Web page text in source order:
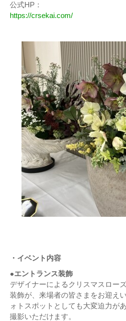
公式HP：
https://crsekai.com/
・イベント内容
●エントランス装飾
デザイナーによるクリスマスロー
装飾が、来場者の皆さまをお迎え
ォトスポットとしても大変迫力が
撮影いただけます。